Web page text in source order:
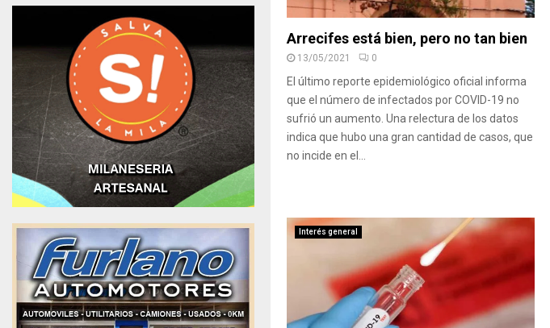
Arrecifes está bien, pero no tan bien
13/05/2021 0
El último reporte epidemiológico oficial informa
que el número de infectados por COVID-19 no
sufrió un aumento. Una relectura de los datos
indica que hubo una gran cantidad de casos, que
no incide en el...
Interés general